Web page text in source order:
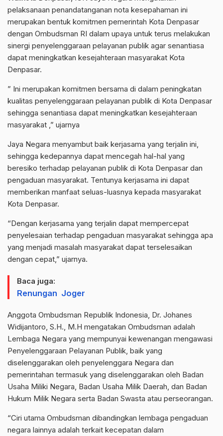
pelaksanaan penandatanganan nota kesepahaman ini
merupakan bentuk komitmen pemerintah Kota Denpasar
dengan Ombudsman RI dalam upaya untuk terus melakukan
sinergi penyelenggaraan pelayanan publik agar senantiasa
dapat meningkatkan kesejahteraan masyarakat Kota
Denpasar.
” Ini merupakan komitmen bersama di dalam peningkatan
kualitas penyelenggaraan pelayanan publik di Kota Denpasar
sehingga senantiasa dapat meningkatkan kesejahteraan
masyarakat ,” ujarnya
Jaya Negara menyambut baik kerjasama yang terjalin ini,
sehingga kedepannya dapat mencegah hal-hal yang
beresiko terhadap pelayanan publik di Kota Denpasar dan
pengaduan masyarakat. Tentunya kerjasama ini dapat
memberikan manfaat seluas-luasnya kepada masyarakat
Kota Denpasar.
“Dengan kerjasama yang terjalin dapat mempercepat
penyelesaian terhadap pengaduan masyarakat sehingga apa
yang menjadi masalah masyarakat dapat terselesaikan
dengan cepat,” ujarnya.
Baca juga:
Renungan Joger
Anggota Ombudsman Republik Indonesia, Dr. Johanes
Widijantoro, S.H., M.H mengatakan Ombudsman adalah
Lembaga Negara yang mempunyai kewenangan mengawasi
Penyelenggaraan Pelayanan Publik, baik yang
diselenggarakan oleh penyelenggara Negara dan
pemerintahan termasuk yang diselenggarakan oleh Badan
Usaha Miliki Negara, Badan Usaha Milik Daerah, dan Badan
Hukum Milik Negara serta Badan Swasta atau perseorangan.
“Ciri utama Ombudsman dibandingkan lembaga pengaduan
negara lainnya adalah terkait kecepatan dalam